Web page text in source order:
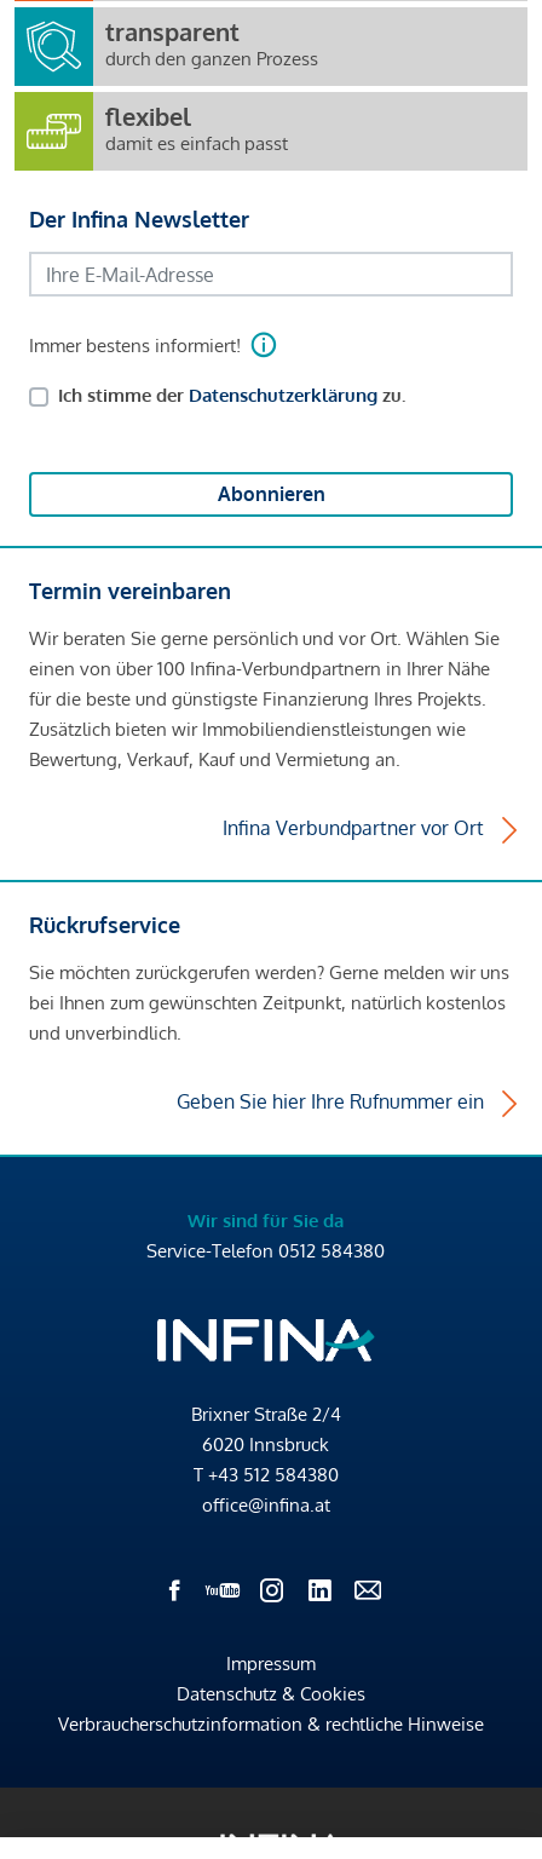
transparent
durch den ganzen Prozess
flexibel
damit es einfach passt
Der Infina Newsletter
Immer bestens informiert!
Ich stimme der Datenschutzerklärung zu.
Abonnieren
Termin vereinbaren
Wir beraten Sie gerne persönlich und vor Ort. Wählen Sie
einen von über 100 Infina-Verbundpartnern in Ihrer Nähe
für die beste und günstigste Finanzierung Ihres Projekts.
Zusätzlich bieten wir Immobiliendienstleistungen wie
Bewertung, Verkauf, Kauf und Vermietung an.
Infina Verbundpartner vor Ort
Rückrufservice
Sie möchten zurückgerufen werden? Gerne melden wir uns
bei Ihnen zum gewünschten Zeitpunkt, natürlich kostenlos
und unverbindlich.
Geben Sie hier Ihre Rufnummer ein
Wir sind für Sie da
Service-Telefon 0512 584380
Brixner Straße 2/4
6020 Innsbruck
T +43 512 584380
office@infina.at
Impressum
Datenschutz & Cookies
Verbraucherschutzinformation & rechtliche Hinweise